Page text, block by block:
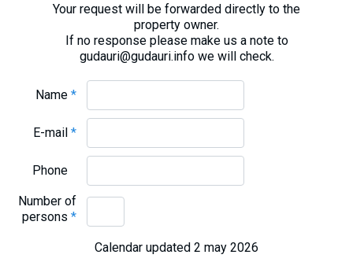
Your request will be forwarded directly to the
property owner.
If no response please make us a note to
gudauri@gudauri.info we will check.
Name*
E-mail*
Phone
Number of
persons*
Calendar updated 2 may 2026